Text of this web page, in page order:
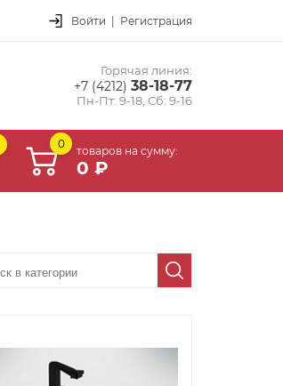
Войти | Регистрация
Горячая линия:
+7 (4212) 38-18-77
Пн-Пт: 9-18, Сб: 9-16
0
товаров на сумму:
0 ₽